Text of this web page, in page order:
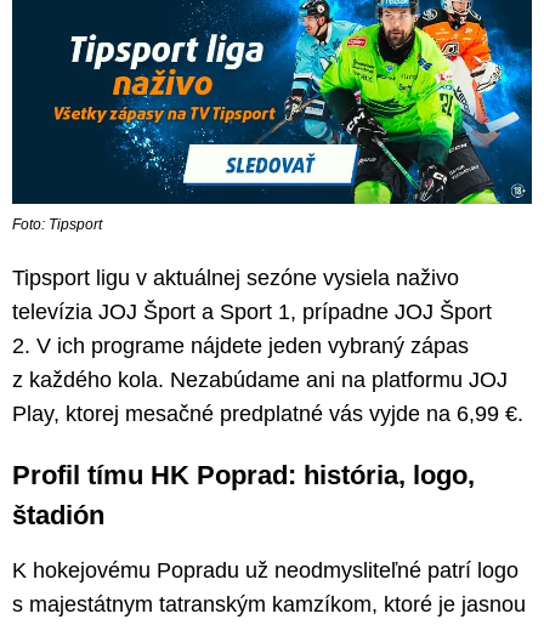
Foto: Tipsport
Tipsport ligu v aktuálnej sezóne vysiela naživo
televízia JOJ Šport a Sport 1, prípadne JOJ Šport
2. V ich programe nájdete jeden vybraný zápas
z každého kola. Nezabúdame ani na platformu JOJ
Play, ktorej mesačné predplatné vás vyjde na 6,99 €.
Profil tímu HK Poprad: história, logo,
štadión
K hokejovému Popradu už neodmysliteľné patrí logo
s majestátnym tatranským kamzíkom, ktoré je jasnou